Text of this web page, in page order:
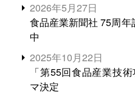
2026年5月27日
食品産業新聞社 75周
中
2025年10月22日
「第55回食品産業技
マ決定